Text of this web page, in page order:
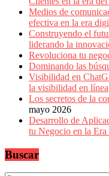
Medios de
efectiva en la era
Construyendo el
liderando la
Revoluciona tu
Dominando las
Visibilidad en
la visibilidad en línea
Los secretos de la
mayo 2026
Desarrollo de
tu Negocio en la
Buscar